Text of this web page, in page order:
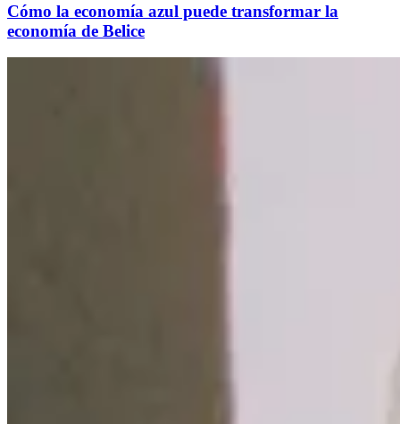
Cómo la economía azul puede transformar la
economía de Belice